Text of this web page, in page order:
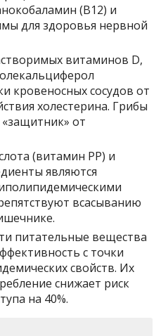
(B12) и
для здоровья нервной
витаминов D,
кровеносных сосудов от
холестерина. Грибы
от
(витамин РР) и
являются
всасыванию
питательные вещества
с точки
свойств. Их
снижает риск
на 40%.